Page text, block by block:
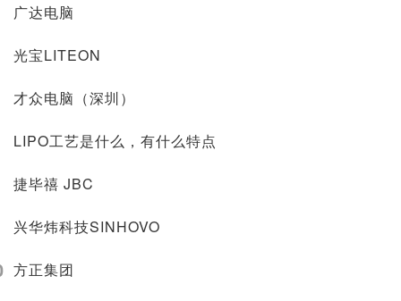
广达电脑
光宝LITEON
才众电脑（深圳）
LIPO工艺是什么，有什么特点
捷毕禧 JBC
兴华炜科技SINHOVO
方正集团